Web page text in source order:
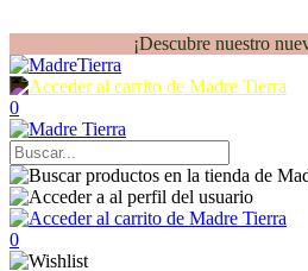
¡Descubre nuestro
0
0